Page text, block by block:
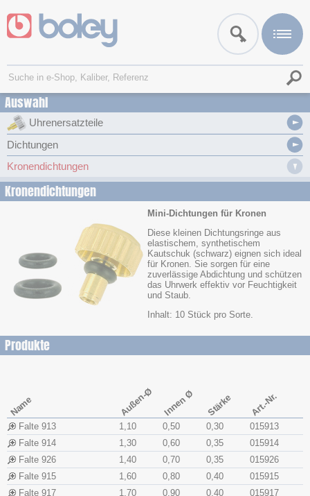
Auswahl
Uhrenersatzteile
Dichtungen
Kronendichtungen
Kronendichtungen
Mini-Dichtungen für Kronen
Diese kleinen Dichtungsringe aus
elastischem, synthetischem
Kautschuk (schwarz) eignen sich ideal
für Kronen. Sie sorgen für eine
zuverlässige Abdichtung und schützen
das Uhrwerk effektiv vor Feuchtigkeit
und Staub.
Inhalt: 10 Stück pro Sorte.
Produkte
Name Außen-Ø Innen Ø Stärke Art.-Nr.
Falte 913 1,10 0,50 0,30
015913
Falte 914
1,30 0,60 0,35
015914
Falte 926
1,40 0,70 0,35
015926
Falte 915
1,60 0,80 0,40
015915
Falte 917
1,70 0,90 0,40
015917